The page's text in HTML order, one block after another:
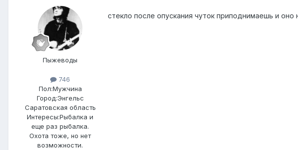
Пыжеводы
746
Пол:Мужчина
Город:Энгельс
Саратовская область
Интересы:Рыбалка и
еще раз рыбалка.
Охота тоже, но нет
возможности.
стекло после опускания чуток приподнимаешь и оно